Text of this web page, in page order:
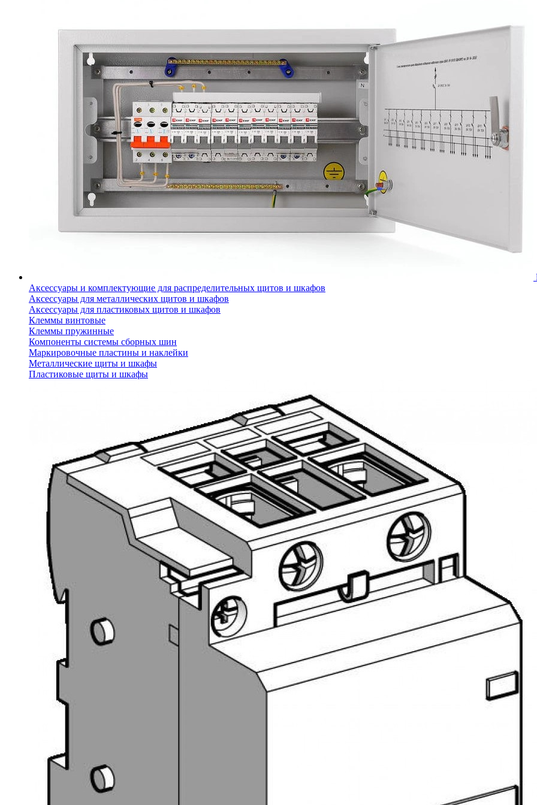
Аксессуары и комплектующие для распределительных щитов и шкафов
Аксессуары для металлических щитов и шкафов
Аксессуары для пластиковых щитов и шкафов
Клеммы винтовые
Клеммы пружинные
Компоненты системы сборных шин
Маркировочные пластины и наклейки
Металлические щиты и шкафы
Пластиковые щиты и шкафы